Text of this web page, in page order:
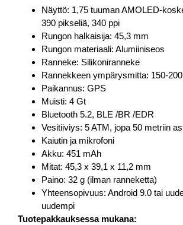
Näyttö: 1,75 tuuman AMOLED-
390 pikseliä, 340 ppi
Rungon halkaisija: 45,3 mm
Rungon materiaali: Alumiiniseos
Ranneke: Silikoniranneke
Rannekkeen ympärysmitta: 150-
Paikannus: GPS
Muisti: 4 Gt
Bluetooth 5.2, BLE /BR /EDR
Vesitiiviys: 5 ATM, jopa 50 metriin
Kaiutin ja mikrofoni
Akku: 451 mAh
Mitat: 45,3 x 39,1 x 11,2 mm
Paino: 32 g (ilman ranneketta)
Yhteensopivuus: Android 9.0 tai
uudempi
Tuotepakkauksessa mukana: